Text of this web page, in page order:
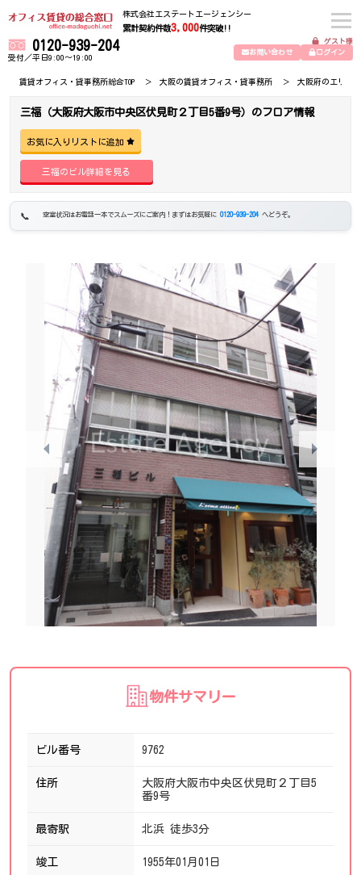
株式会社エステートエージェンシー
累計契約件数3,000件突破!!
0120-939-204
受付／平日9:00～19:00
ゲスト様
お問い合わせ
ログイン
賃貸オフィス・貸事務所総合TOP 大阪の賃貸オフィス・貸事務所 大阪府のエリア
三福（大阪府大阪市中央区伏見町２丁目5番9号）のフロア情報
お気に入りリストに追加
三福のビル詳細を見る
空室状況はお電話一本でスムーズにご案内！まずはお気軽に 0120-939-204 へどうぞ。
物件サマリー
ビル番号 9762
住所
大阪府大阪市中央区伏見町２丁目5
番9号
最寄駅 北浜 徒歩3分
竣工 1955年01月01日